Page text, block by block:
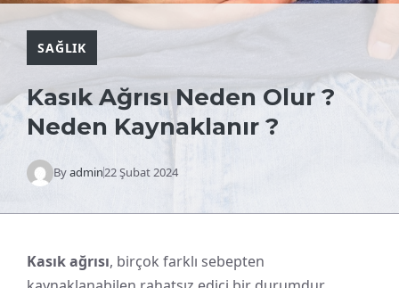
SAĞLIK
Kasık Ağrısı Neden Olur ?
Neden Kaynaklanır ?
Byadmin22 Şubat 2024
Kasık ağrısı, birçok farklı sebepten